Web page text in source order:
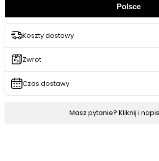
Polsce
Koszty dostawy
Zwrot
Czas dostawy
Masz pytanie? Kliknij i